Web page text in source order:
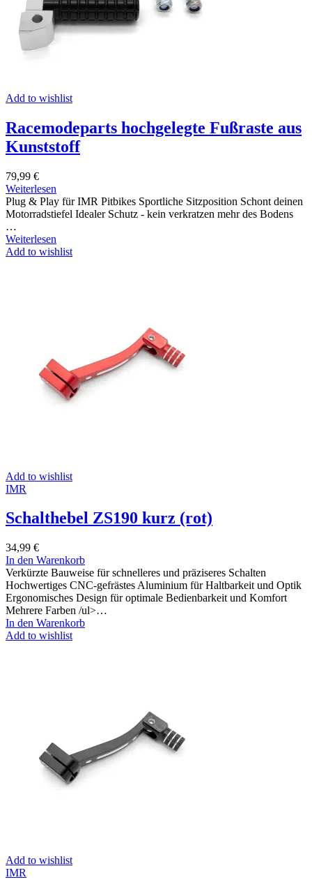
Add to wishlist
Racemodeparts hochgelegte Fußraste aus
Kunststoff
79,99 €
Weiterlesen
Plug & Play für IMR Pitbikes Sportliche Sitzposition Schont deinen
Motorradstiefel Idealer Schutz - kein verkratzen mehr des Bodens
…
Weiterlesen
Add to wishlist
Add to wishlist
IMR
Schalthebel ZS190 kurz (rot)
34,99 €
In den Warenkorb
Verkürzte Bauweise für schnelleres und präziseres Schalten
Hochwertiges CNC-gefrästes Aluminium für Haltbarkeit und Optik
Ergonomisches Design für optimale Bedienbarkeit und Komfort
Mehrere Farben /ul>…
In den Warenkorb
Add to wishlist
Add to wishlist
IMR